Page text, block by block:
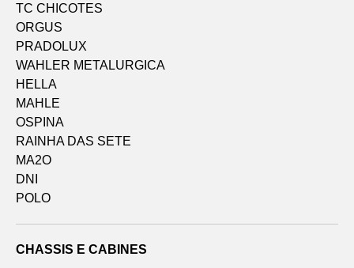
TC CHICOTES
ORGUS
PRADOLUX
WAHLER METALURGICA
HELLA
MAHLE
OSPINA
RAINHA DAS SETE
MA2O
DNI
POLO
CHASSIS E CABINES